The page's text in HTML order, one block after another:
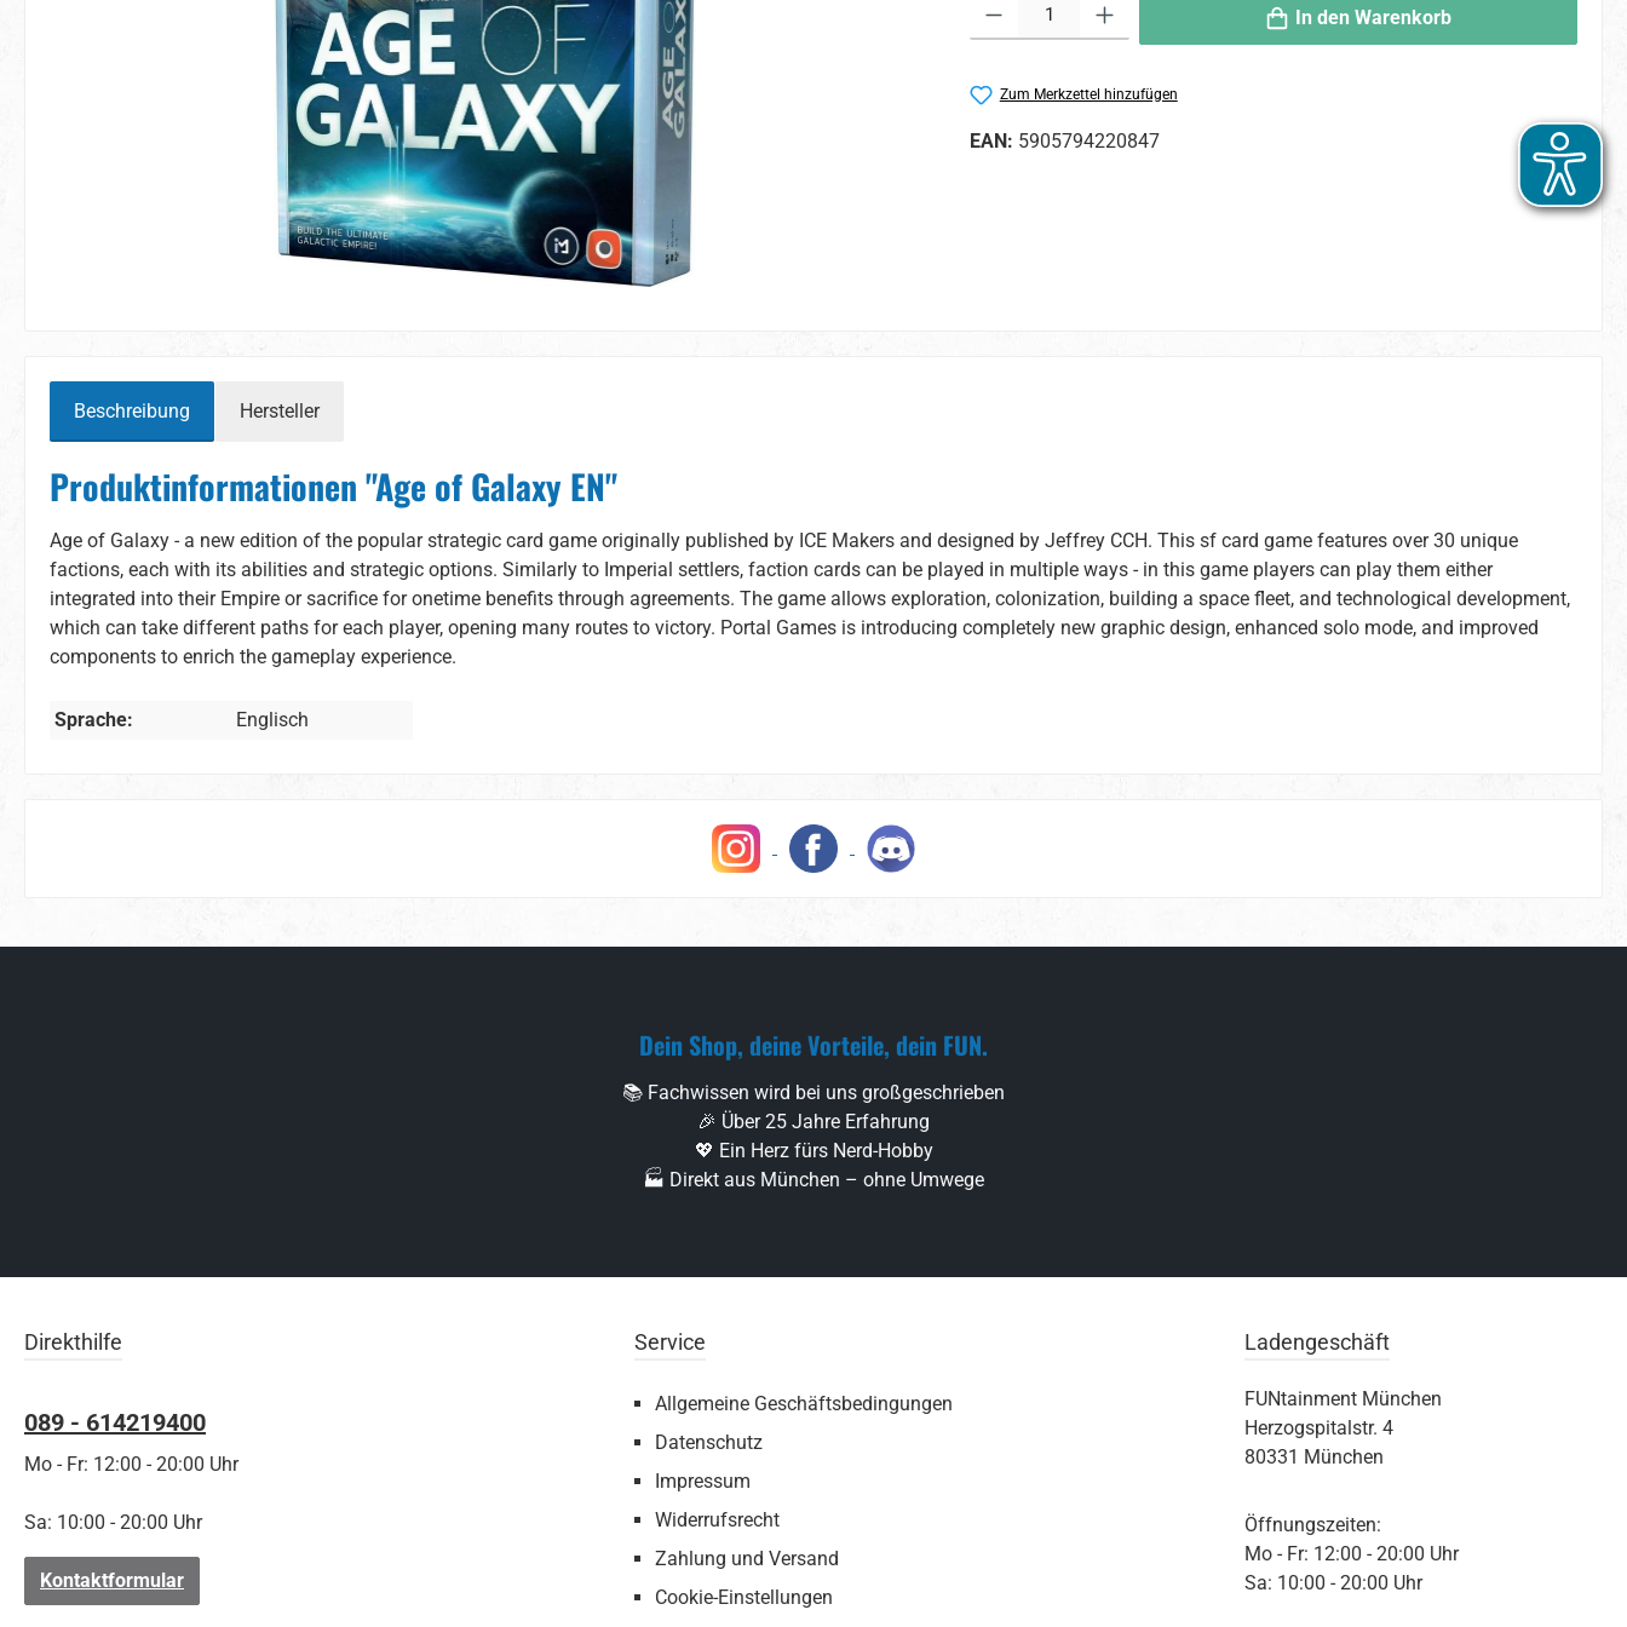
In den Warenkorb
Zum Merkzettel hinzufügen
EAN: 5905794220847
Beschreibung Hersteller
Produktinformationen "Age of Galaxy EN"
Age of Galaxy - a new edition of the popular strategic card game originally published by ICE Makers and designed by Jeffrey CCH. This sf card game features over 30 unique
factions, each with its abilities and strategic options. Similarly to Imperial settlers, faction cards can be played in multiple ways - in this game players can play them either
integrated into their Empire or sacrifice for onetime benefits through agreements. The game allows exploration, colonization, building a space fleet, and technological development,
which can take different paths for each player, opening many routes to victory. Portal Games is introducing completely new graphic design, enhanced solo mode, and improved
components to enrich the gameplay experience.
Sprache: Englisch
Dein Shop, deine Vorteile, dein FUN.
📚 Fachwissen wird bei uns großgeschrieben
🎉 Über 25 Jahre Erfahrung
💖 Ein Herz fürs Nerd-Hobby
🏭 Direkt aus München – ohne Umwege
Direkthilfe
089 - 614219400
Mo - Fr: 12:00 - 20:00 Uhr
Sa: 10:00 - 20:00 Uhr
Kontaktformular
Service
Allgemeine Geschäftsbedingungen
Datenschutz
Impressum
Widerrufsrecht
Zahlung und Versand
Cookie-Einstellungen
Ladengeschäft
FUNtainment München
Herzogspitalstr. 4
80331 München
Öffnungszeiten:
Mo - Fr: 12:00 - 20:00 Uhr
Sa: 10:00 - 20:00 Uhr